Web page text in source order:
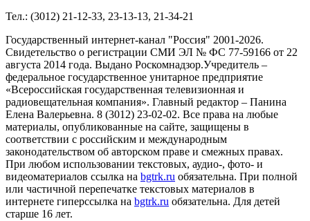
Тел.: (3012) 21-12-33, 23-13-13, 21-34-21
Государственный интернет-канал "Россия" 2001-2026.
Cвидетельство о регистрации СМИ ЭЛ № ФС 77-59166 от 22
августа 2014 года. Выдано Роскомнадзор.Учредитель –
федеральное государственное унитарное предприятие
«Всероссийская государственная телевизионная и
радиовещательная компания». Главный редактор – Панина
Елена Валерьевна. 8 (3012) 23-02-02. Все права на любые
материалы, опубликованные на сайте, защищены в
соответствии с российским и международным
законодательством об авторском праве и смежных правах.
При любом использовании текстовых, аудио-, фото- и
видеоматериалов ссылка на bgtrk.ru обязательна. При полной
или частичной перепечатке текстовых материалов в
интернете гиперссылка на bgtrk.ru обязательна. Для детей
старше 16 лет.